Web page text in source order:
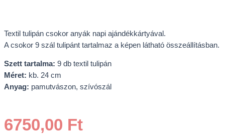
Textil tulipán csokor anyák napi ajándékkártyával.
A csokor 9 szál tulipánt tartalmaz a képen látható összeállításban.
Szett tartalma: 9 db textil tulipán
Méret: kb. 24 cm
Anyag: pamutvászon, szívószál
6750,00 Ft